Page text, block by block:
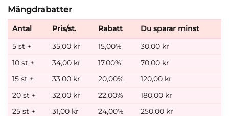
Mängdrabatter
Antal Pris/st. Rabatt Du sparar minst
5 st + 35,00 kr 15,00%
30,00 kr
10 st +
34,00 kr 17,00%
70,00 kr
15 st +
33,00 kr 20,00%
120,00 kr
20 st +
32,00 kr 22,00%
180,00 kr
25 st +
31,00 kr 24,00% 250,00 kr